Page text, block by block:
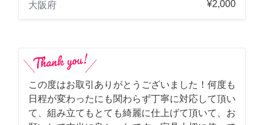
大阪府
¥2,000
この度はお取引ありがとうございました！何度も
日程が変わったにも関わらず丁寧に対応して頂い
て、組み立てもとても綺麗に仕上げて頂いて、お